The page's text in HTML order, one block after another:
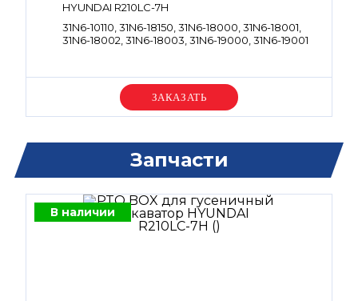
HYUNDAI R210LC-7H
31N6-10110, 31N6-18150, 31N6-18000, 31N6-18001,
31N6-18002, 31N6-18003, 31N6-19000, 31N6-19001
Уточняйте цену
Запчасти
В наличии